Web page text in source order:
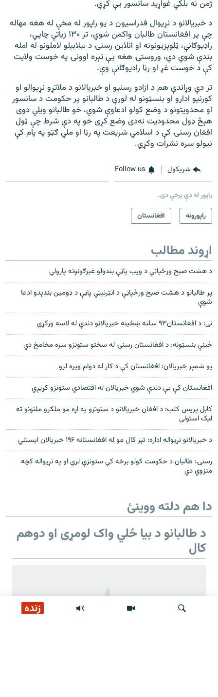
زنده
ژمن نه بلکې غواړيد سانسور یې کړي.
د خبریالانو د نړیوال فدراسیون د یو راپور له مخې له هغه مهاله
چې پر افغانستان طالبان واکمن شوي، تر ۱۳۰ زیاتې چاپي،
راډیوګانې، ټلوېزیونونه او انلاین رسنۍ د بېلابېلو لاملونو له امله
بندې شوي دي، وروستۍ هغه یې تېره اوونۍ په خوست ولایت
کې د خوست غږ او رڼا رادیوګانې وې.
تر دې وړاندې هم د ازادو رسنیو او خبریالانو د ملاتړو نړیوالو او
کورنیو ادارو او بنسټونو له لوري د طالبانو پر حکومت د سانسور
او محدویتونو د وضع کولو ادعاوې شوي، خو طالبانو ویلي دوی
هېڅ ډول محدودیت نه‌دی وضع کړی خو په دې شرط چې ټول
افغان رسنۍ کې د اسلامي شریعت په رڼا او ملي ګټو په پام کې
نیولو سره نشرات وکړي.
شريکول Follow us
راپور له دې برخې دی.
راپورونه
افغانستان
اړوند مطالب
د هشت صبح ورځپاڼې د ویب پاڼې بندولو غبرګونونه پارولي
پر طالبانو د هشت صبح ورځپاڼې د انټرنېټي پاڼې د ډومین بندېدو ادعا
شوې
نی: د افغانستان۹۳ سلنه ښځینه خبریالانو دندې له لاسه ورکړي
ځینې بنسټونه: د افغانستان رسنۍ له سختو ستونزو سره مخامخ دي
يو شمېر خبريالان: افغانستان کې د کار له دوام ويره لرو
افغانستان کې بې دندې شوي خبريالان له اقتصادي ستونزو کړيږي
کابل پريس کلب: د افغان خبريالانو د ستونزو په اړه مو ملګرو ملتونو ته
ليک استولی
د خبريالانو نړيواله اداره: تېر کال مو له افغانستانه ۱۹۶ خبريالان ايستلي
رسنۍ: طالبان د حکومت کولو برخه کې ستونزې لري او په نړیواله کچه
منزوي دي
دا هم دلته ووینئ
د طالبانو د بیا ځلي واک لومړی او دوهم
کال